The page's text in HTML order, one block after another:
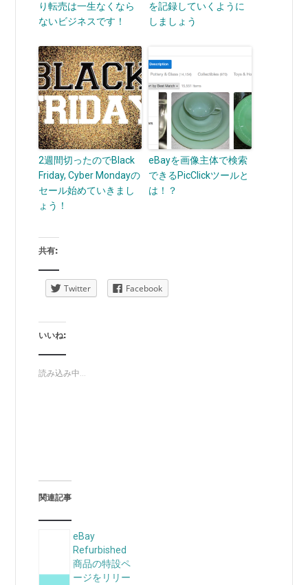
り転売は一生なくなら
ないビジネスです！
を記録していくように
しましょう
2週間切ったのでBlack
Friday, Cyber Mondayの
セール始めていきまし
ょう！
eBayを画像主体で検索
できるPicClickツールと
は！？
共有:
Twitter Facebook
いいね:
読み込み中...
関連記事
eBay
Refurbished
商品の特設ペ
ージをリリー